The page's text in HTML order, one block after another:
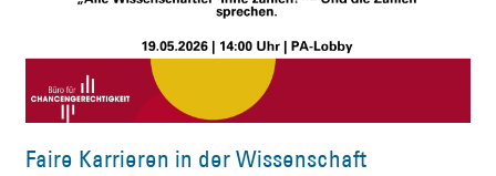
Faire Karrieren in der Wissenschaft